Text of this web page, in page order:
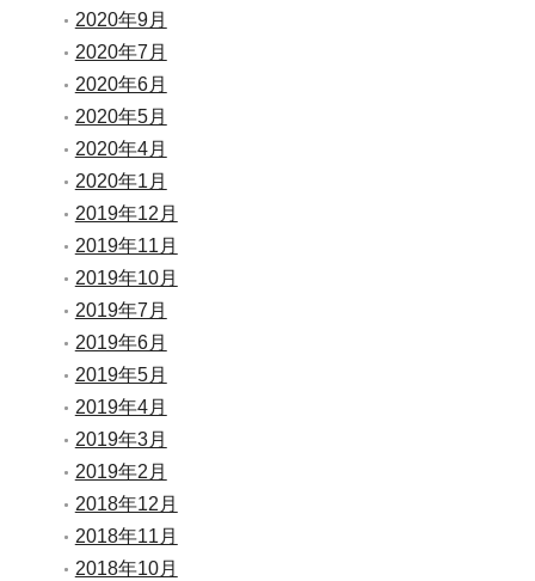
2020年9月
2020年7月
2020年6月
2020年5月
2020年4月
2020年1月
2019年12月
2019年11月
2019年10月
2019年7月
2019年6月
2019年5月
2019年4月
2019年3月
2019年2月
2018年12月
2018年11月
2018年10月